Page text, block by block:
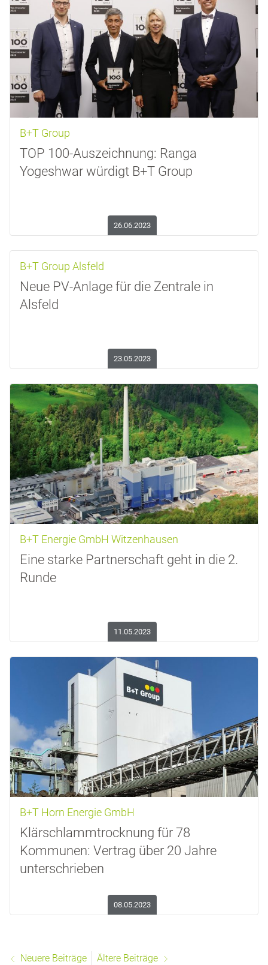
B+T Group
TOP 100-Auszeichnung: Ranga
Yogeshwar würdigt B+T Group
26.06.2023
B+T Group Alsfeld
Neue PV-Anlage für die Zentrale in
Alsfeld
23.05.2023
B+T Energie GmbH Witzenhausen
Eine starke Partnerschaft geht in die 2.
Runde
11.05.2023
B+T Horn Energie GmbH
Klärschlammtrocknung für 78
Kommunen: Vertrag über 20 Jahre
unterschrieben
08.05.2023
Neuere Beiträge Ältere Beiträge